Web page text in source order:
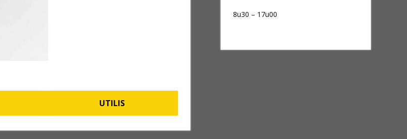
UTILIS
8u30 – 17u00